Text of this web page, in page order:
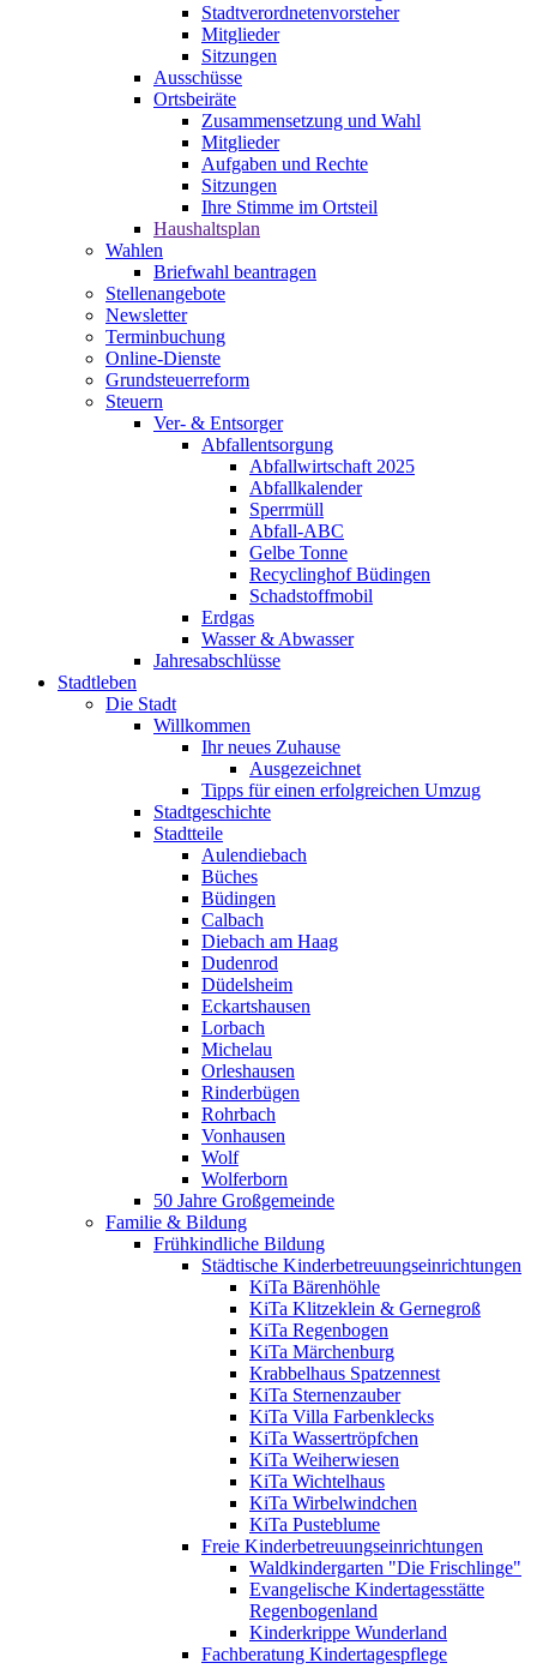
Stadtverordnetenvorsteher
Mitglieder
Sitzungen
Ausschüsse
Ortsbeiräte
Zusammensetzung und Wahl
Mitglieder
Aufgaben und Rechte
Sitzungen
Ihre Stimme im Ortsteil
Haushaltsplan
Wahlen
Briefwahl beantragen
Stellenangebote
Newsletter
Terminbuchung
Online-Dienste
Grundsteuerreform
Steuern
Ver- & Entsorger
Abfallentsorgung
Abfallwirtschaft 2025
Abfallkalender
Sperrmüll
Abfall-ABC
Gelbe Tonne
Recyclinghof Büdingen
Schadstoffmobil
Erdgas
Wasser & Abwasser
Jahresabschlüsse
Stadtleben
Die Stadt
Willkommen
Ihr neues Zuhause
Ausgezeichnet
Tipps für einen erfolgreichen Umzug
Stadtgeschichte
Stadtteile
Aulendiebach
Büches
Büdingen
Calbach
Diebach am Haag
Dudenrod
Düdelsheim
Eckartshausen
Lorbach
Michelau
Orleshausen
Rinderbügen
Rohrbach
Vonhausen
Wolf
Wolferborn
50 Jahre Großgemeinde
Familie & Bildung
Frühkindliche Bildung
Städtische Kinderbetreuungseinrichtungen
KiTa Bärenhöhle
KiTa Klitzeklein & Gernegroß
KiTa Regenbogen
KiTa Märchenburg
Krabbelhaus Spatzennest
KiTa Sternenzauber
KiTa Villa Farbenklecks
KiTa Wassertröpfchen
KiTa Weiherwiesen
KiTa Wichtelhaus
KiTa Wirbelwindchen
KiTa Pusteblume
Freie Kinderbetreuungseinrichtungen
Waldkindergarten "Die Frischlinge"
Evangelische Kindertagesstätte
Regenbogenland
Kinderkrippe Wunderland
Fachberatung Kindertagespflege